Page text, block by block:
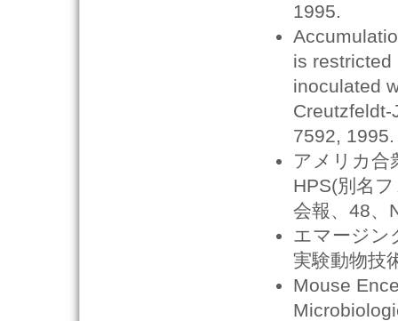
1995.
is restricted
inoculated
7592, 1995.
アメリカ合
HPS(別名
会報、48、
エマージン
実験動物技
Mouse